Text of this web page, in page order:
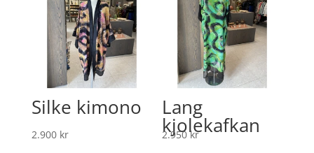
Silke kimono
2.900 kr
Lang
kjolekafkan
2.950kr